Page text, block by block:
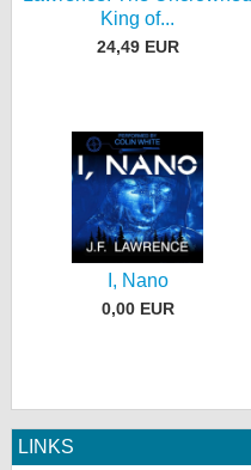
King of...
24,49 EUR
I, Nano
0,00 EUR
LINKS